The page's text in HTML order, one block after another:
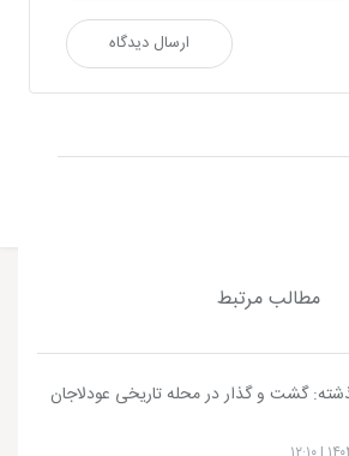
ارسال دیدگاه
مطالب مرتبط
گشت‌ و گذار در محله تاریخی عودلاجان